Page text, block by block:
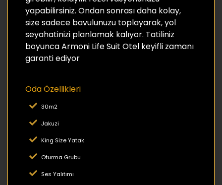
yapabilirsiniz. Ondan sonrası daha kolay,
size sadece bavulunuzu toplayarak, yol
seyahatinizi planlamak kalıyor. Tatiliniz
boyunca Armoni Life Suit Otel keyifli zamanı
garanti ediyor
Oda Özellikleri
30m2
Jakuzi
King Size Yatak
Oturma Grubu
Ses Yalıtımı